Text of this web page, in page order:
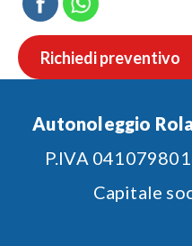
Richiedi preventivo
Autonoleggio
P.IVA
Capitale